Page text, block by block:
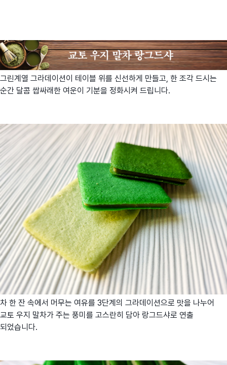
그린계열 그라데이션이 테이블 위를 신선하게 만들고, 한 조각 드시는
순간 달콤 쌉싸래한 여운이 기분을 정화시켜 드립니다.
차 한 잔 속에서 머무는 여유를 3단계의 그라데이션으로 맛을 나누어
교토 우지 말차가 주는 풍미를 고스란히 담아 랑그드샤로 연출
되었습니다.